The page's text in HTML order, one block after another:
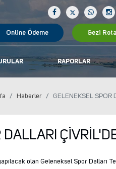
Online Ödeme Gezi
RAPORLAR
Haberler GELENEKSEL SPOR
olan Geleneksel Spor Dalları